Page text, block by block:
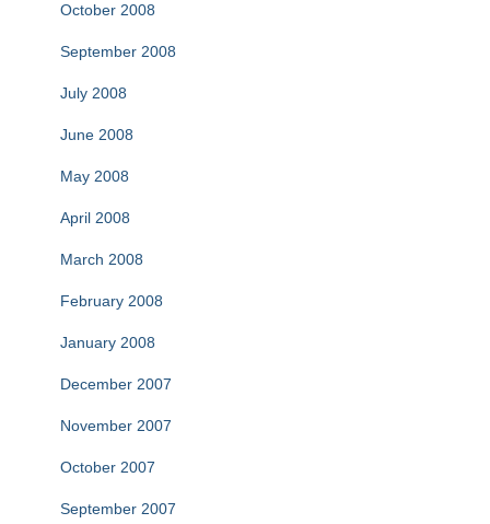
October 2008
September 2008
July 2008
June 2008
May 2008
April 2008
March 2008
February 2008
January 2008
December 2007
November 2007
October 2007
September 2007